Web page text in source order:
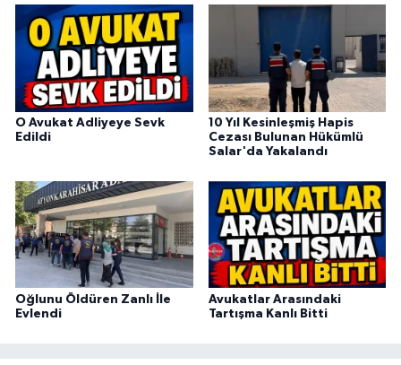
O Avukat Adliyeye Sevk
Edildi
10 Yıl Kesinleşmiş Hapis
Cezası Bulunan Hükümlü
Salar'da Yakalandı
Oğlunu Öldüren Zanlı İle
Evlendi
Avukatlar Arasındaki
Tartışma Kanlı Bitti